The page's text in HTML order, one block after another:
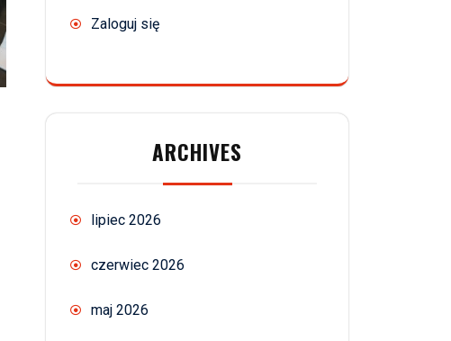
Zaloguj się
ARCHIVES
lipiec 2026
czerwiec 2026
maj 2026